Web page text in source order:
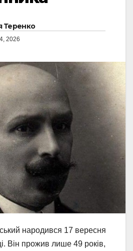
Теренко
2026
народився 17 вересня
Він прожив лише 49 років,